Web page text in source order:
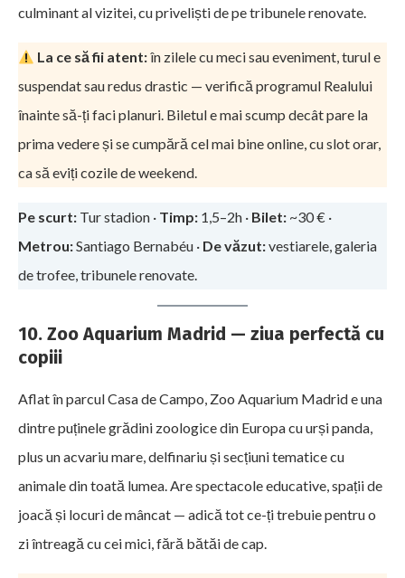
culminant al vizitei, cu priveliști de pe tribunele renovate.
La ce să fii atent:în zilele cu meci sau eveniment, turul e
suspendat sau redus drastic — verifică programul Realului
înainte să-ți faci planuri. Biletul e mai scump decât pare la
prima vedere și se cumpără cel mai bine online, cu slot orar,
ca să eviți cozile de weekend.
Pe scurt: Tur stadion · Timp: 1,5–2h · Bilet: ~30 € ·
Metrou:Santiago Bernabéu · De văzut:vestiarele, galeria
de trofee, tribunele renovate.
10. Zoo Aquarium Madrid — ziua perfectă cu
copiii
Aflat în parcul Casa de Campo, Zoo Aquarium Madrid e una
dintre puținele grădini zoologice din Europa cu urși panda,
plus un acvariu mare, delfinariu și secțiuni tematice cu
animale din toată lumea. Are spectacole educative, spații de
joacă și locuri de mâncat — adică tot ce-ți trebuie pentru o
zi întreagă cu cei mici, fără bătăi de cap.